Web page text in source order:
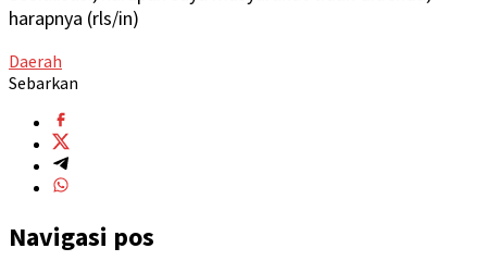
harapnya (rls/in)
Daerah
Sebarkan
Navigasi pos